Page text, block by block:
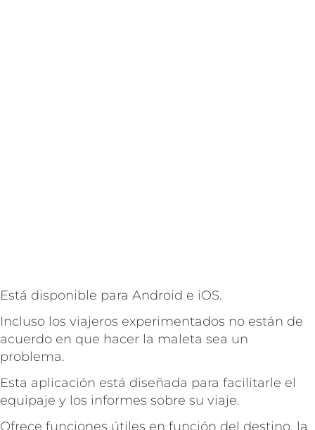
Está disponible para Android e iOS.
Incluso los viajeros experimentados no están de
acuerdo en que hacer la maleta sea un
problema.
Esta aplicación está diseñada para facilitarle el
equipaje y los informes sobre su viaje.
Ofrece funciones útiles en función del destino, la